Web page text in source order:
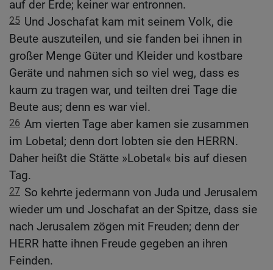
auf der Erde; keiner war entronnen.
25 Und Joschafat kam mit seinem Volk, die
Beute auszuteilen, und sie fanden bei ihnen in
großer Menge Güter und Kleider und kostbare
Geräte und nahmen sich so viel weg, dass es
kaum zu tragen war, und teilten drei Tage die
Beute aus; denn es war viel.
26 Am vierten Tage aber kamen sie zusammen
im Lobetal; denn dort lobten sie den HERRN.
Daher heißt die Stätte »Lobetal« bis auf diesen
Tag.
27 So kehrte jedermann von Juda und Jerusalem
wieder um und Joschafat an der Spitze, dass sie
nach Jerusalem zögen mit Freuden; denn der
HERR hatte ihnen Freude gegeben an ihren
Feinden.